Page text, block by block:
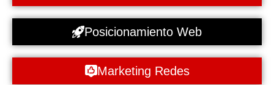
Posicionamiento Web
Marketing Redes